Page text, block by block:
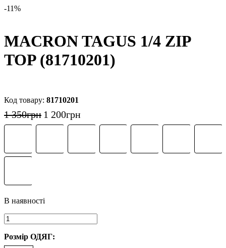
-11%
MACRON TAGUS 1/4 ZIP
TOP (81710201)
81710201
1 350грн 1 200грн
Розмір ОДЯГ: